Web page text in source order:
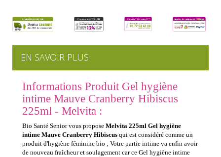
EN SAVOIR PLUS
Informations Produit Gel hygiène
intime Mauve Cranberry Hibiscus
225ml - Melvita :
Bio Santé Senior vous propose Melvita 225ml Gel hygiène
intime Mauve Cranberry Hibiscus qui est considéré comme un
produit d'hygiène féminine bio ; Votre partie intime va enfin avoir
de nouveau fraîcheur et soulagement car ce Gel hygiène intime